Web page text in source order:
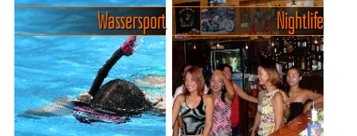
Ob du lieber barfuß über
endlose, weiße Sandstrände
läufst oder versteckte
Buchten suchst, in denen
das Meer türkis glitzert und
nur das Rauschen der ...
PhiPhi
Die traumhafte Inselgruppe
Koh Phi Phi! vor der Küste
von Krabi verzaubert mit
kristallklarem Wasser,
weißen Sandstränden und
beeindruckenden Felsform...
Wassersport Nightlife